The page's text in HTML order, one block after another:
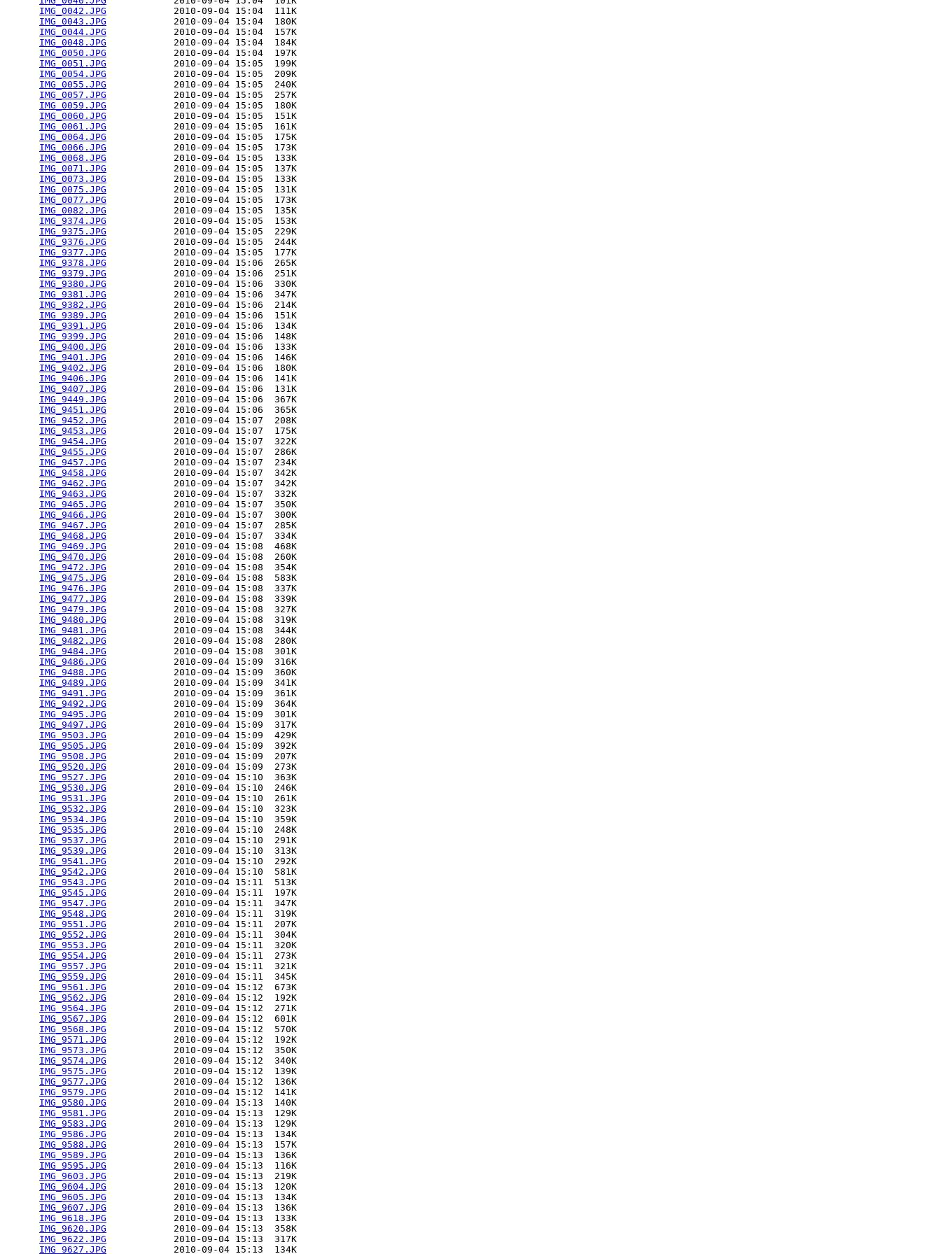
IMG_0042.JPG
            2010-09-04 15:04  111K
IMG_0043.JPG
            2010-09-04 15:04  180K
IMG_0044.JPG
            2010-09-04 15:04  157K
IMG_0048.JPG
            2010-09-04 15:04  184K
IMG_0050.JPG
            2010-09-04 15:04  197K
IMG_0051.JPG
            2010-09-04 15:05  199K
IMG_0054.JPG
            2010-09-04 15:05  209K
IMG_0055.JPG
            2010-09-04 15:05  240K
IMG_0057.JPG
            2010-09-04 15:05  257K
IMG_0059.JPG
            2010-09-04 15:05  180K
IMG_0060.JPG
            2010-09-04 15:05  151K
IMG_0061.JPG
            2010-09-04 15:05  161K
IMG_0064.JPG
            2010-09-04 15:05  175K
IMG_0066.JPG
            2010-09-04 15:05  173K
IMG_0068.JPG
            2010-09-04 15:05  133K
IMG_0071.JPG
            2010-09-04 15:05  137K
IMG_0073.JPG
            2010-09-04 15:05  133K
IMG_0075.JPG
            2010-09-04 15:05  131K
IMG_0077.JPG
            2010-09-04 15:05  173K
IMG_0082.JPG
            2010-09-04 15:05  135K
IMG_9374.JPG
            2010-09-04 15:05  153K
IMG_9375.JPG
            2010-09-04 15:05  229K
IMG_9376.JPG
            2010-09-04 15:05  244K
IMG_9377.JPG
            2010-09-04 15:05  177K
IMG_9378.JPG
            2010-09-04 15:06  265K
IMG_9379.JPG
            2010-09-04 15:06  251K
IMG_9380.JPG
            2010-09-04 15:06  330K
IMG_9381.JPG
            2010-09-04 15:06  347K
IMG_9382.JPG
            2010-09-04 15:06  214K
IMG_9389.JPG
            2010-09-04 15:06  151K
IMG_9391.JPG
            2010-09-04 15:06  134K
IMG_9399.JPG
            2010-09-04 15:06  148K
IMG_9400.JPG
            2010-09-04 15:06  133K
IMG_9401.JPG
            2010-09-04 15:06  146K
IMG_9402.JPG
            2010-09-04 15:06  180K
IMG_9406.JPG
            2010-09-04 15:06  141K
IMG_9407.JPG
            2010-09-04 15:06  131K
IMG_9449.JPG
            2010-09-04 15:06  367K
IMG_9451.JPG
            2010-09-04 15:06  365K
IMG_9452.JPG
            2010-09-04 15:07  208K
IMG_9453.JPG
            2010-09-04 15:07  175K
IMG_9454.JPG
            2010-09-04 15:07  322K
IMG_9455.JPG
            2010-09-04 15:07  286K
IMG_9457.JPG
            2010-09-04 15:07  234K
IMG_9458.JPG
            2010-09-04 15:07  342K
IMG_9462.JPG
            2010-09-04 15:07  342K
IMG_9463.JPG
            2010-09-04 15:07  332K
IMG_9465.JPG
            2010-09-04 15:07  350K
IMG_9466.JPG
            2010-09-04 15:07  300K
IMG_9467.JPG
            2010-09-04 15:07  285K
IMG_9468.JPG
            2010-09-04 15:07  334K
IMG_9469.JPG
            2010-09-04 15:08  468K
IMG_9470.JPG
            2010-09-04 15:08  260K
IMG_9472.JPG
            2010-09-04 15:08  354K
IMG_9475.JPG
            2010-09-04 15:08  583K
IMG_9476.JPG
            2010-09-04 15:08  337K
IMG_9477.JPG
            2010-09-04 15:08  339K
IMG_9479.JPG
            2010-09-04 15:08  327K
IMG_9480.JPG
            2010-09-04 15:08  319K
IMG_9481.JPG
            2010-09-04 15:08  344K
IMG_9482.JPG
            2010-09-04 15:08  280K
IMG_9484.JPG
            2010-09-04 15:08  301K
IMG_9486.JPG
            2010-09-04 15:09  316K
IMG_9488.JPG
            2010-09-04 15:09  360K
IMG_9489.JPG
            2010-09-04 15:09  341K
IMG_9491.JPG
            2010-09-04 15:09  361K
IMG_9492.JPG
            2010-09-04 15:09  364K
IMG_9495.JPG
            2010-09-04 15:09  301K
IMG_9497.JPG
            2010-09-04 15:09  317K
IMG_9503.JPG
            2010-09-04 15:09  429K
IMG_9505.JPG
            2010-09-04 15:09  392K
IMG_9508.JPG
            2010-09-04 15:09  207K
IMG_9520.JPG
            2010-09-04 15:09  273K
IMG_9527.JPG
            2010-09-04 15:10  363K
IMG_9530.JPG
            2010-09-04 15:10  246K
IMG_9531.JPG
            2010-09-04 15:10  261K
IMG_9532.JPG
            2010-09-04 15:10  323K
IMG_9534.JPG
            2010-09-04 15:10  359K
IMG_9535.JPG
            2010-09-04 15:10  248K
IMG_9537.JPG
            2010-09-04 15:10  291K
IMG_9539.JPG
            2010-09-04 15:10  313K
IMG_9541.JPG
            2010-09-04 15:10  292K
IMG_9542.JPG
            2010-09-04 15:10  581K
IMG_9543.JPG
            2010-09-04 15:11  513K
IMG_9545.JPG
            2010-09-04 15:11  197K
IMG_9547.JPG
            2010-09-04 15:11  347K
IMG_9548.JPG
            2010-09-04 15:11  319K
IMG_9551.JPG
            2010-09-04 15:11  207K
IMG_9552.JPG
            2010-09-04 15:11  304K
IMG_9553.JPG
            2010-09-04 15:11  320K
IMG_9554.JPG
            2010-09-04 15:11  273K
IMG_9557.JPG
            2010-09-04 15:11  321K
IMG_9559.JPG
            2010-09-04 15:11  345K
IMG_9561.JPG
            2010-09-04 15:12  673K
IMG_9562.JPG
            2010-09-04 15:12  192K
IMG_9564.JPG
            2010-09-04 15:12  271K
IMG_9567.JPG
            2010-09-04 15:12  601K
IMG_9568.JPG
            2010-09-04 15:12  570K
IMG_9571.JPG
            2010-09-04 15:12  192K
IMG_9573.JPG
            2010-09-04 15:12  350K
IMG_9574.JPG
            2010-09-04 15:12  340K
IMG_9575.JPG
            2010-09-04 15:12  139K
IMG_9577.JPG
            2010-09-04 15:12  136K
IMG_9579.JPG
            2010-09-04 15:12  141K
IMG_9580.JPG
            2010-09-04 15:13  140K
IMG_9581.JPG
            2010-09-04 15:13  129K
IMG_9583.JPG
            2010-09-04 15:13  129K
IMG_9586.JPG
            2010-09-04 15:13  134K
IMG_9588.JPG
            2010-09-04 15:13  157K
IMG_9589.JPG
            2010-09-04 15:13  136K
IMG_9595.JPG
            2010-09-04 15:13  116K
IMG_9603.JPG
            2010-09-04 15:13  219K
IMG_9604.JPG
            2010-09-04 15:13  120K
IMG_9605.JPG
            2010-09-04 15:13  134K
IMG_9607.JPG
            2010-09-04 15:13  136K
IMG_9618.JPG
            2010-09-04 15:13  133K
IMG_9620.JPG
            2010-09-04 15:13  358K
IMG_9622.JPG
            2010-09-04 15:13  317K
IMG_9627.JPG
            2010-09-04 15:13  134K